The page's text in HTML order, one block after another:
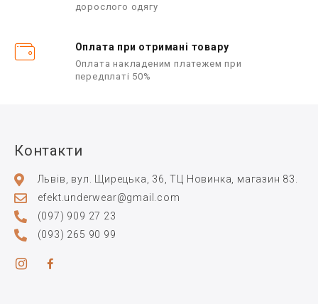
дорослого одягу
Оплата при отримані товару
Оплата накладеним платежем при
передплаті 50%
Контакти
Львів, вул. Щирецька, 36, ТЦ Новинка, магазин 83.
efekt.underwear@gmail.com
(097) 909 27 23
(093) 265 90 99